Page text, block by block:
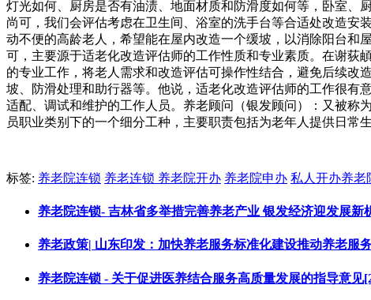
灯光如何、厨房是否有油渍、地面材质和防滑度如何等，卧室、
尚可，我们会评估考虑在卫生间、浴室的洗手台等合适处改造安
动不便的高龄老人，希望能在屋内改造一个缓坡，以消除阳台和
可，主要源于适老化改造评估师的工作性质和专业素质。在谢荻
的专业工作，将老人需求和改造评估可操作性结合，避免后续改
坡、防滑处理和助行器等。他说，适老化改造评估师的工作很有
适配、调试和维护的工作人员。养老顾问（银发顾问）：又被称
员职业类别下的一个细分工种，主要职责包括为老年人提供日常
标签: 养老院连锁 养老连锁 养老院开办 养老院申办 私人开办养老
养老院连锁- 吉林省多举措完善养老产业 银发经济迎发展新
养老政策| 山东印发：加快养老服务标准化建设推动养老服
养老院连锁 - 关于促进医养结合服务高质量发展的指导意见